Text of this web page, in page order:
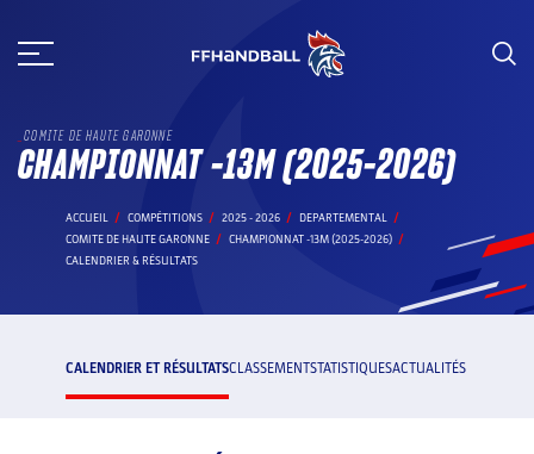
au
COMITE DE HAUTE GARONNE
CHAMPIONNAT -13M (2025-2026)
ACCUEIL COMPÉTITIONS 2025 - 2026
DEPARTEMENTAL
COMITE DE HAUTE GARONNE
CHAMPIONNAT -13M (2025-2026)
CALENDRIER & RÉSULTATS
CALENDRIER ET RÉSULTATSCLASSEMENTSTATISTIQUESACTUALITÉS